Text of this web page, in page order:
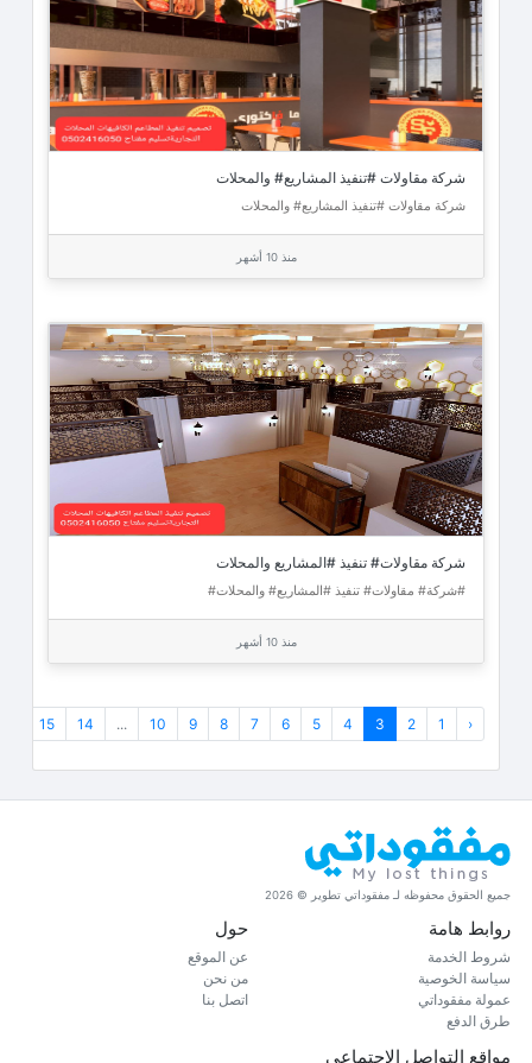
شركة مقاولات #تنفيذ المشاريع# والمحلات
شركة مقاولات #تنفيذ المشاريع# والمحلات
منذ 10 أشهر
شركة مقاولات# تنفيذ #المشاريع والمحلات
#شركة# مقاولات# تنفيذ #المشاريع# والمحلات#
منذ 10 أشهر
‹
1
2
3
4
5
6
7
8
9
10
...
14
15
جميع الحقوق محفوظه لـ مفقوداتي تطوير © 2026
روابط هامة
شروط الخدمة
سياسة الخوصية
عمولة مفقوداتي
طرق الدفع
حول
عن الموقع
من نحن
اتصل بنا
مواقع التواصل الاجتماعي